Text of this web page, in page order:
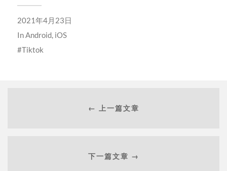
2021年4月23日
In Android, iOS
Tiktok
← 上一篇文章
下一篇文章 →